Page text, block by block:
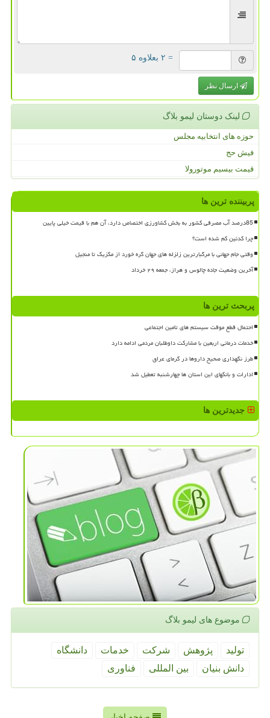
= ۲ بعلاوه ۵
ارسال نظر
لینک دوستان لیمو بلاگ
حوزه های انتخابیه مجلس
فیش حج
قیمت بیسیم موتورولا
پربیننده ترین ها
85درصد آب مصرفی کشور به بخش کشاورزی اختصاص دارد، آن هم با قیمت خیلی پایین
چرا کدئین کم شده است؟
وقتی جام جهانی با مرگبارترین زلزله های جهان گره خورد از مکزیک تا منجیل
آخرین وضعیت جاده چالوس و هراز، جمعه ۲۹ خرداد
پربحث ترین ها
احتمال قطع موقت سیستم های تامین اجتماعی
خدمات درمانی اربعین با مشارکت داوطلبان مردمی ادامه دارد
طرز نگهداری صحیح داروها در گرمای عراق
ادارات و بانکهای این استان ها چهارشنبه تعطیل شد
جدیدترین ها
موضوع های لیمو بلاگ
تولید پژوهش شركت خدمات
دانشگاه
دانش بنیان
بین المللی فناوری